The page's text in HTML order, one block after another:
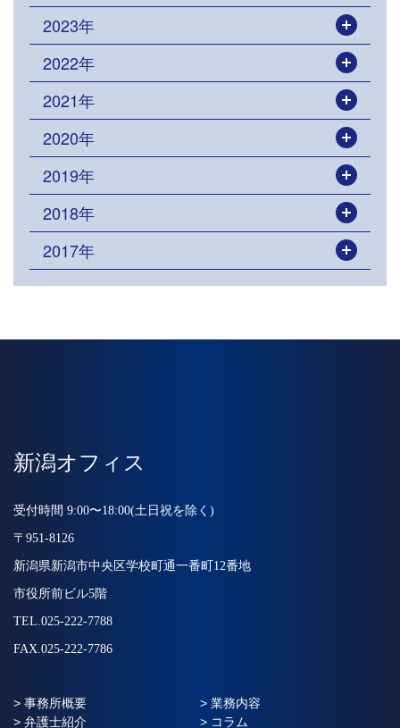
2023年
2022年
2021年
2020年
2019年
2018年
2017年
新潟オフィス
受付時間 9:00〜18:00(土日祝を除く)
〒951-8126
新潟県新潟市中央区学校町通一番町12番地
市役所前ビル5階
TEL.025-222-7788
FAX.025-222-7786
> 事務所概要
> 業務内容
> 弁護士紹介
> コラム